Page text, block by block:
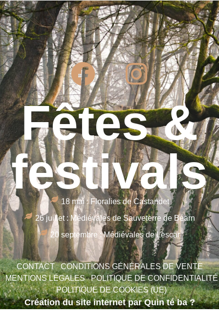
Fêtes &
festivals
18 mai : Floralies de Castandet
26 juillet : Médiévales de Sauveterre de Béarn
20 septembre : Médiévales de Lescar
CONTACT
CONDITIONS GÉNÉRALES DE VENTE
MENTIONS LÉGALES
POLITIQUE DE CONFIDENTIALITÉ
POLITIQUE DE COOKIES (UE)
Création du site internet par Quin té ba ?